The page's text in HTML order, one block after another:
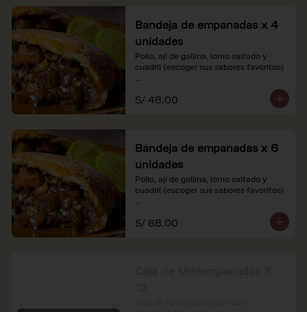
Bandeja de empanadas x 4
unidades
Pollo, ají de gallina, lomo saltado y
cuadril (escoger sus sabores favoritos)
*Nuestros precios están expresados en
soles e incluyen impuestos de ley y
S/ 48.00
Bandeja de empanadas x 6
unidades
Pollo, ají de gallina, lomo saltado y
cuadril (escoger sus sabores favoritos)
*Nuestros precios están expresados en
soles e incluyen impuestos de ley y
S/ 68.00